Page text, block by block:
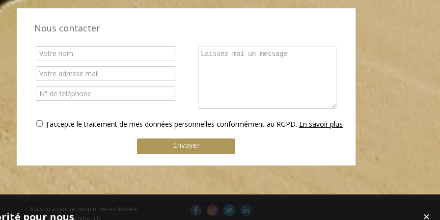
Nous contacter
J'accepte le traitement de mes données personnelles conformément au RGPD. En savoir plus
Maison à vendre Templeuve-en-Pévèle
✕
pour nous